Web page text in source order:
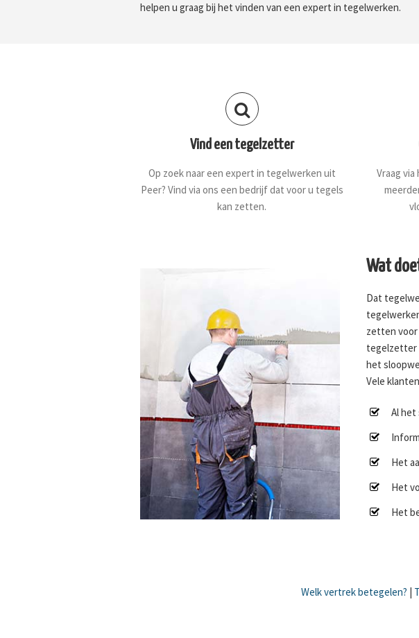
helpen u graag bij het vinden van een expert in tegelwerken.
Vind een tegelzetter
Op zoek naar een expert in tegelwerken uit
Peer? Vind via ons een bedrijf dat voor u tegels
kan zetten.
Vraag
Wat
Dat
zetten voor
tegelzetter
het
Vele
Al het
Het
Het
Het
Welk vertrek betegelen?